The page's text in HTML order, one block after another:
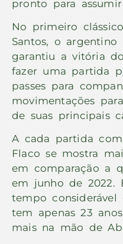
pronto para
No primeiro
Santos, o
garantiu a vitória
fazer uma partida
passes para
movimentações
de suas principais
A cada partida
Flaco se mostra
em comparação a
em junho de 2022.
tempo
tem apenas 23
mais na mão de